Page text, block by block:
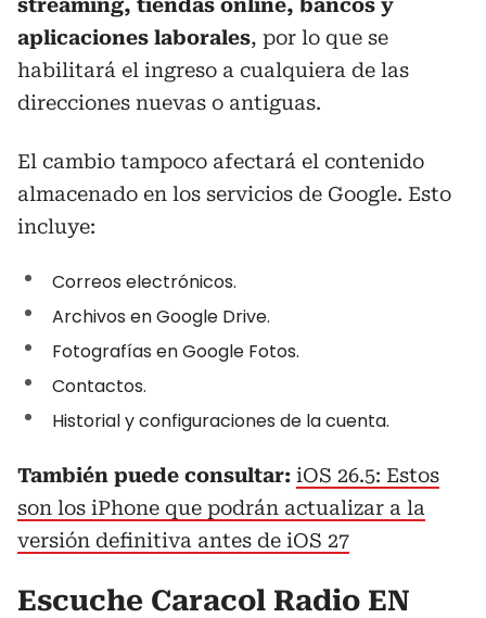
streaming, tiendas online, bancos y
aplicaciones laborales, por lo que se
habilitará el ingreso a cualquiera de las
direcciones nuevas o antiguas.
El cambio tampoco afectará el contenido
almacenado en los servicios de Google. Esto
incluye:
Correos electrónicos.
Archivos en Google Drive.
Fotografías en Google Fotos.
Contactos.
Historial y configuraciones de la cuenta.
También puede consultar: iOS 26.5: Estos
son los iPhone que podrán actualizar a la
versión definitiva antes de iOS 27
Escuche Caracol Radio EN